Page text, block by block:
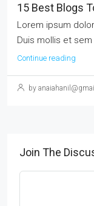
15 Best Blogs
Lorem ipsum
Duis mollis et
Continue reading
by
Join The